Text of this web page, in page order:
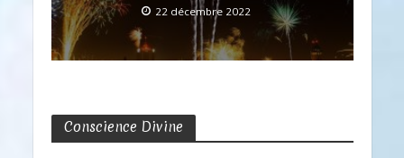
22 décembre 2022
Conscience Divine